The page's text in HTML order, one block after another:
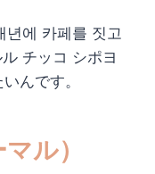
년에 카페를 짓고
チッコ シポヨ
んです。
ル）